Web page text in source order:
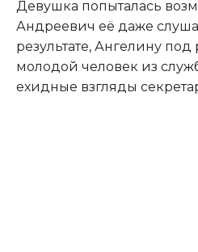
Девушка попыталась
Андреевич её даже
результате, Ангелину
молодой человек из
ехидные взгляды